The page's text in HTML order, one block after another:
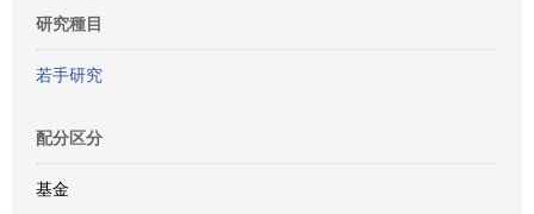
研究種目
若手研究
配分区分
基金